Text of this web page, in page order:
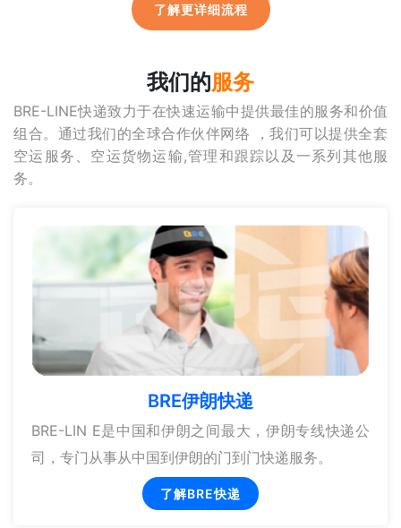
了解更详细流程
我们的服务
BRE-LINE快递致力于在快速运输中提供最佳的服务和价值
组合。通过我们的全球合作伙伴网络 ，我们可以提供全套
空运服务、空运货物运输,管理和跟踪以及一系列其他服
务。
BRE伊朗快递
BRE-LIN E是中国和伊朗之间最大，伊朗专线快递公
司，专门从事从中国到伊朗的门到门快递服务。
了解BRE快递